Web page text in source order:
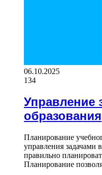
06.10.2025
134
Управление
образования
Планирование
управления задачами
правильно
Планирование